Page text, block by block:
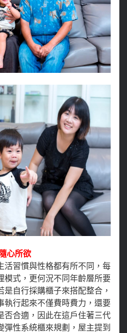
心所欲
活習慣與性格都有所不同，每
模式，更何況不同年齡層所要
是自行採購櫃子來搭配整合，
執行起來不僅費時費力，還要
否合適，因此在這戶住著三代
彈性系統櫃來規劃，屋主提到